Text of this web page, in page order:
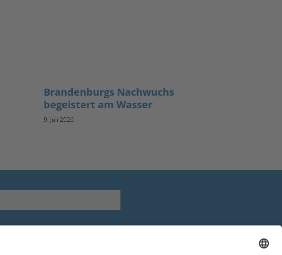
Brandenburgs Nachwuchs
begeistert am Wasser
9. Juli 2026